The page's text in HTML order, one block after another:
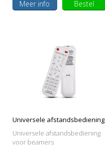
Meer info
Bestel
Universele afstandsbediening
Universele afstandsbediening
voor beamers